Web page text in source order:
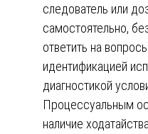
следователь или
самостоятельно,
ответить на
идентификацией
диагностикой
Процессуальным
наличие